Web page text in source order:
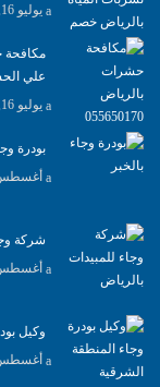
يوليو 16, 2025
علي
يوليو 16, 2025
بودرة
أغسطس 5,
شركة
أغسطس 1,
وكيل
أغسطس 1,